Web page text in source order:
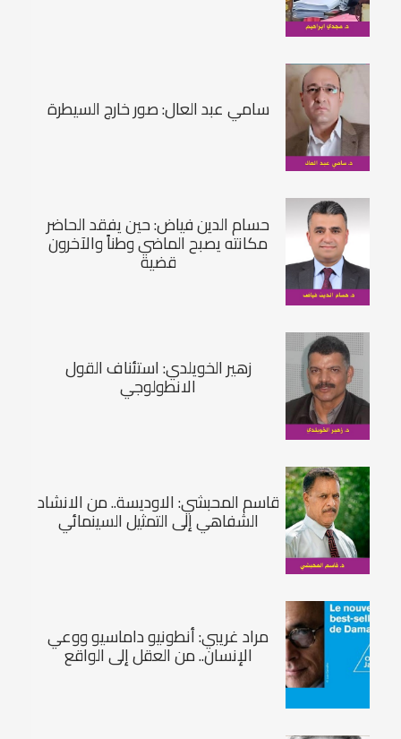
سامي عبد العال: صور خارج السيطرة
حسام الدين فياض: حين يفقد الحاضر
مكانته يصبح الماضي وطناً والآخرون
قضية
زهير الخويلدي: استئناف القول
الانطولوجي
قاسم المحبشي: الاوديسة.. من الانشاد
الشفاهي إلى التمثيل السينمائي
مراد غريبي: أنطونيو داماسيو ووعي
الإنسان.. من العقل إلى الواقع